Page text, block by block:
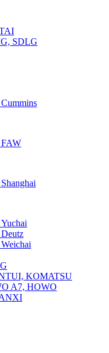
SDLG
FAW
KOMATSU
A7, HOWO